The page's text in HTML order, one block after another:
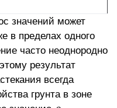
значений может
в пределах одного
часто неоднородно
результат
всегда
грунта в зоне